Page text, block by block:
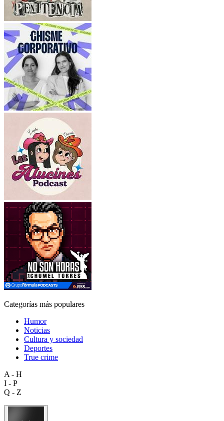
Categorías más populares
Humor
Noticias
Cultura y sociedad
Deportes
True crime
A - H
I - P
Q - Z